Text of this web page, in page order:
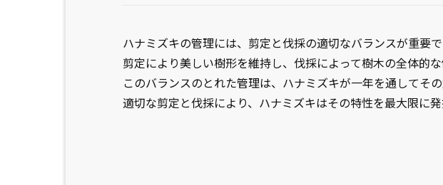
ハナミズキの管理には、剪定と伐採の適切なバランスが重要で
剪定により美しい樹形を維持し、伐採によって樹木の全体的な
このバランスのとれた管理は、ハナミズキが一年を通してそ
適切な剪定と伐採により、ハナミズキはその特性を最大限に発